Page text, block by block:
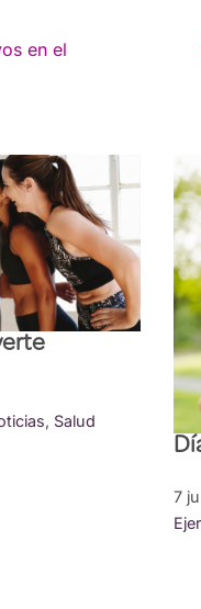
en el
, Salud
7